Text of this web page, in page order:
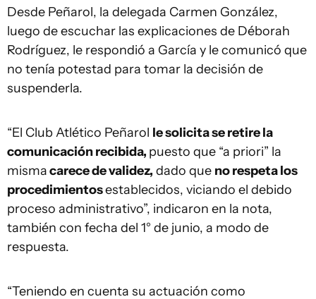
Desde Peñarol, la delegada Carmen González,
luego de escuchar las explicaciones de Déborah
Rodríguez, le respondió a García y le comunicó que
no tenía potestad para tomar la decisión de
suspenderla.
“El Club Atlético Peñarol le solicita se retire la
comunicación recibida, puesto que “a priori” la
mismacarece de validez, dado que no respeta los
procedimientosestablecidos, viciando el debido
proceso administrativo”, indicaron en la nota,
también con fecha del 1° de junio, a modo de
respuesta.
“Teniendo en cuenta su actuación como